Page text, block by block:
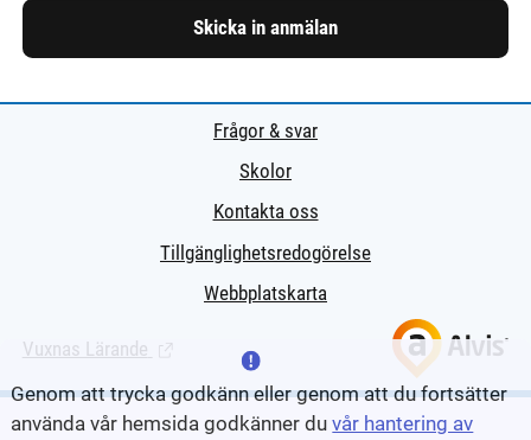
Skicka in anmälan
Frågor & svar
Skolor
Kontakta oss
Tillgänglighetsredogörelse
Webbplatskarta
Vuxnas Lärande (Länk till extern sida.)
Genom att trycka godkänn eller genom att du fortsätter
använda vår hemsida godkänner duvår hantering av